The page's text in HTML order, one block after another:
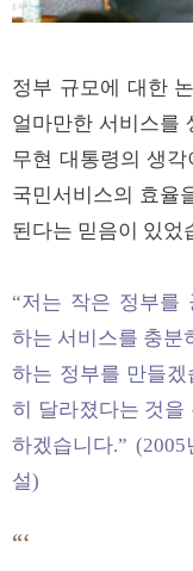
정부 규모에 대한
얼마만한 서비스를
무현 대통령의 생
국민서비스의 효율
된다는 믿음이 있었
“저는 작은 정부를
하는 서비스를 충분
하는 정부를 만들
히 달라졌다는 것을
하겠습니다.”
설)
“‘